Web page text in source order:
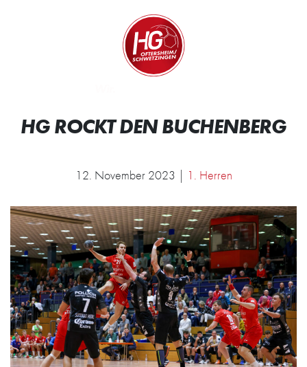
Zur Startseite
HG ROCKT DEN BUCHENBERG
12. November 2023 | 1. Herren